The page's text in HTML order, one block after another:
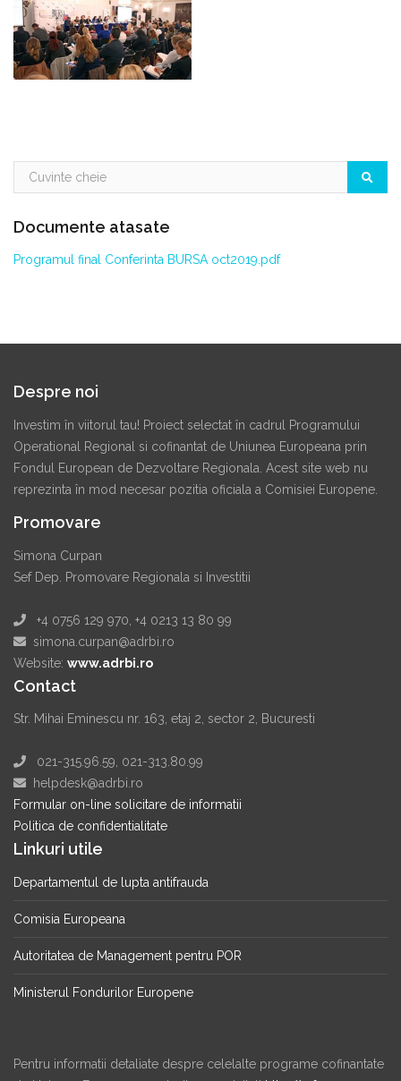
Documente atasate
Programul final Conferinta BURSA oct2019.pdf
Despre noi
Investim în viitorul tau! Proiect selectat în cadrul Programului
Operational Regional si cofinantat de Uniunea Europeana prin
Fondul European de Dezvoltare Regionala. Acest site web nu
reprezinta în mod necesar pozitia oficiala a Comisiei Europene.
Promovare
Simona Curpan
Sef Dep. Promovare Regionala si Investitii
+4 0756 129 970, +4 0213 13 80 99
simona.curpan@adrbi.ro
Website: www.adrbi.ro
Contact
Str. Mihai Eminescu nr. 163, etaj 2, sector 2, Bucuresti
021-315.96.59, 021-313.80.99
helpdesk@adrbi.ro
Formular on-line solicitare de informatii
Politica de confidentialitate
Linkuri utile
Departamentul de lupta antifrauda
Comisia Europeana
Autoritatea de Management pentru POR
Ministerul Fondurilor Europene
Pentru informatii detaliate despre celelalte programe cofinantate